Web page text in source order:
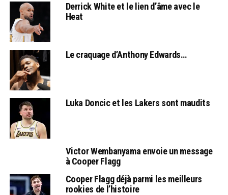
Derrick White et le lien d’âme avec le
Heat
Le craquage d’Anthony Edwards…
Luka Doncic et les Lakers sont maudits
Victor Wembanyama envoie un message
à Cooper Flagg
Cooper Flagg déjà parmi les meilleurs
rookies de l’histoire